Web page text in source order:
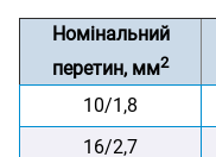
Номінальний
перетин, мм2
10/1,8
16/2,7